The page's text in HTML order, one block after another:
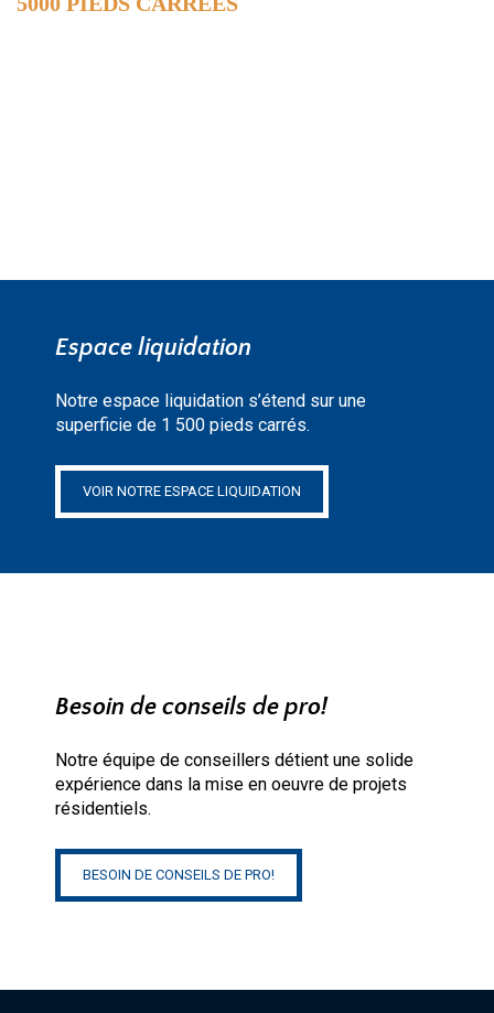
Espace liquidation
Notre espace liquidation s’étend sur une
superficie de 1 500 pieds carrés.
VOIR NOTRE ESPACE LIQUIDATION
Besoin de conseils de pro!
Notre équipe de conseillers détient une solide
expérience dans la mise en oeuvre de projets
résidentiels.
BESOIN DE CONSEILS DE PRO!